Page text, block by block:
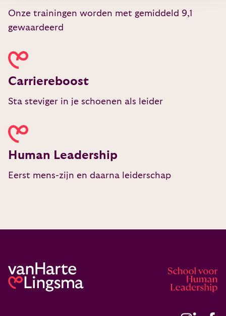
Onze trainingen worden met gemiddeld 9,1
gewaardeerd
Carriereboost
Sta steviger in je schoenen als leider
Human Leadership
Eerst mens-zijn en daarna leiderschap